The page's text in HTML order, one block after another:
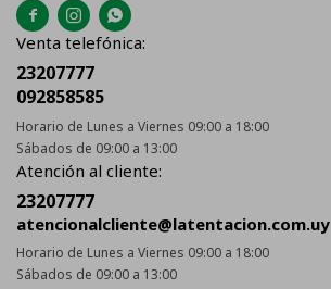
  
Venta telefónica:
23207777
092858585
Horario de Lunes a Viernes 09:00 a 18:00
Sábados de 09:00 a 13:00
Atención al cliente:
23207777
atencionalcliente@latentacion.com.uy
Horario de Lunes a Viernes 09:00 a 18:00
Sábados de 09:00 a 13:00